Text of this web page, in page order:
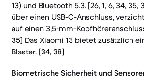
13) und Bluetooth 5.3. [26, 1, 6, 34,
über einen USB-C-Anschluss,
auf einen 3,5-mm-
35] Das Xiaomi 13 bietet zusätzlich
Blaster. [34, 38]
Biometrische Sicherheit und